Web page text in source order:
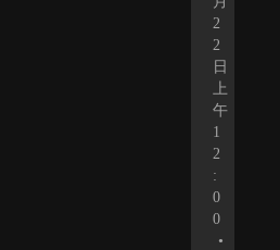
2
2
日
上
午
1
2
:
0
0
•